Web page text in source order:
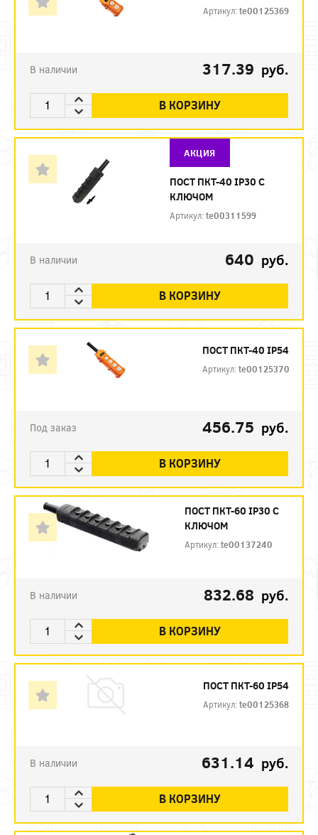
Артикул:te00125369
В наличии 317.39 руб.
В КОРЗИНУ
АКЦИЯ
ПОСТ ПКТ-40 IP30 С
КЛЮЧОМ
Артикул:te00311599
В наличии 640 руб.
В КОРЗИНУ
ПОСТ ПКТ-40 IP54
Артикул:te00125370
Под заказ 456.75 руб.
В КОРЗИНУ
ПОСТ ПКТ-60 IP30 С
КЛЮЧОМ
Артикул:te00137240
В наличии 832.68 руб.
В КОРЗИНУ
ПОСТ ПКТ-60 IP54
Артикул:te00125368
В наличии 631.14 руб.
В КОРЗИНУ